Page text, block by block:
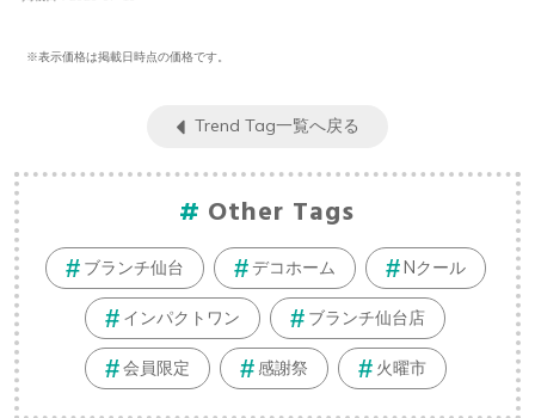
※表示価格は掲載日時点の価格です。
Trend Tag一覧へ戻る
Other Tags
ブランチ仙台 デコホーム Nクール
インパクトワン ブランチ仙台店
会員限定 感謝祭 火曜市